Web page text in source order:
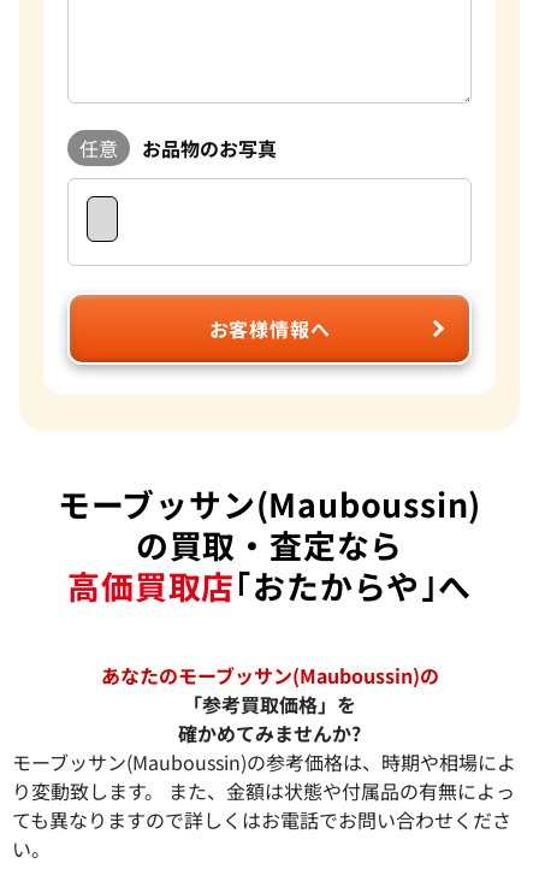
任意 お品物のお写真
お客様情報へ
モーブッサン(Mauboussin)
の買取・査定なら
高価買取店｢おたからや｣へ
あなたのモーブッサン(Mauboussin)の
「参考買取価格」を
確かめてみませんか?
モーブッサン(Mauboussin)の参考価格は、時期や相場によ
り変動致します。 また、金額は状態や付属品の有無によっ
ても異なりますので詳しくはお電話でお問い合わせくださ
い。